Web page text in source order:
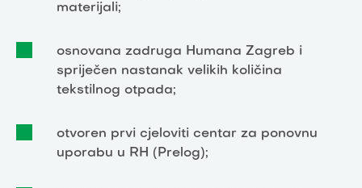
materijali;
osnovana zadruga Humana Zagreb i
spriječen nastanak velikih količina
tekstilnog otpada;
otvoren prvi cjeloviti centar za ponovnu
uporabu u RH (Prelog);